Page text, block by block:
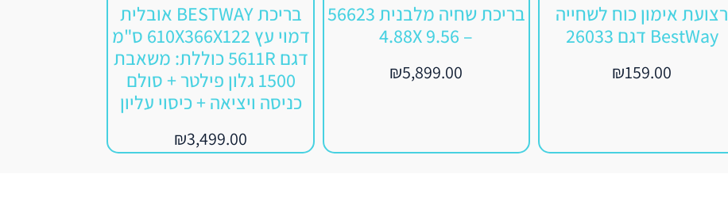
רצועת אימון כוח לשחייה
BestWay דגם 26033
₪159.00
בריכת שחיה מלבנית 56623
– 9.56 4.88X
₪5,899.00
בריכת BESTWAY אובלית
דמוי עץ 610X366X122 ס"מ
דגם 5611R כוללת: משאבת
1500 גלון פילטר + סולם
כניסה ויציאה + כיסוי עליון
₪3,499.00